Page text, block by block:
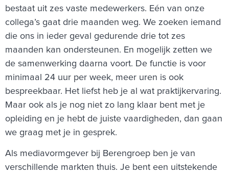
bestaat uit zes vaste medewerkers. Eén van onze
collega’s gaat drie maanden weg. We zoeken iemand
die ons in ieder geval gedurende drie tot zes
maanden kan ondersteunen. En mogelijk zetten we
de samenwerking daarna voort. De functie is voor
minimaal 24 uur per week, meer uren is ook
bespreekbaar. Het liefst heb je al wat praktijkervaring.
Maar ook als je nog niet zo lang klaar bent met je
opleiding en je hebt de juiste vaardigheden, dan gaan
we graag met je in gesprek.
Als mediavormgever bij Berengroep ben je van
verschillende markten thuis. Je bent een uitstekende